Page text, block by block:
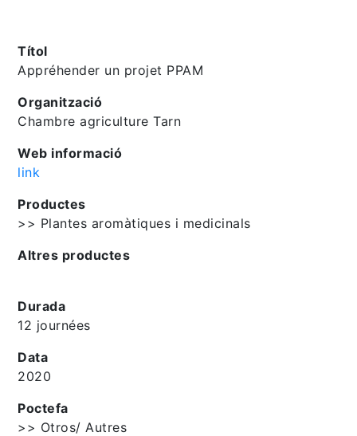
Títol
Appréhender un projet PPAM
Organització
Chambre agriculture Tarn
Web informació
link
Productes
>> Plantes aromàtiques i medicinals
Altres productes
Durada
12 journées
Data
2020
Poctefa
>> Otros/ Autres